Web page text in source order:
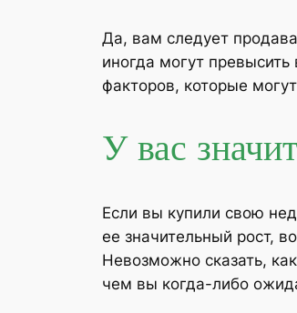
Да, вам следует
иногда могут
факторов, которые
У вас
Если вы купили свою
ее значительный рост,
Невозможно сказать,
чем вы когда-либо